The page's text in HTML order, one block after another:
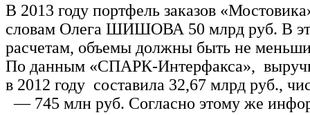
В 2013 году портфель заказов
словам Олега ШИШОВА 50 млрд руб. В
расчетам, объемы должны быть не
По данным «СПАРК-Интерфакса»,
в 2012 году составила 32,67 млрд руб.,
— 745 млн руб. Согласно этому же